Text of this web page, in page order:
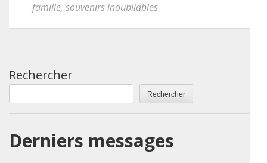
famille, souvenirs inoubliables
Rechercher
Rechercher
Derniers messages